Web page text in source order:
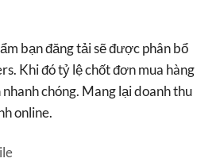
bạn đăng tải sẽ được phân bổ
Khi đó tỷ lệ chốt đơn mua hàng
chóng. Mang lại doanh thu
online.